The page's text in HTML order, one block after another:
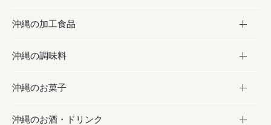
お取り寄せグルメ
フルーツ・野菜
お肉
海産物
沖縄の加工食品
加工食品
缶詰／パウチ
沖縄料理
沖縄の調味料
調味料
砂糖／黒砂糖
沖縄のお菓子
お菓子
沖縄のお酒・ドリンク